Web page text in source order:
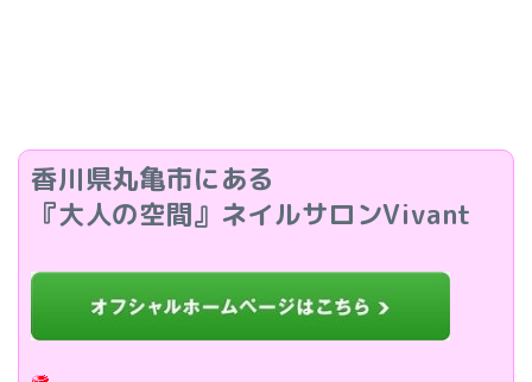
香川県丸亀市にある
『大人の空間』ネイルサロンVivant